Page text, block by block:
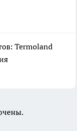
Termoland